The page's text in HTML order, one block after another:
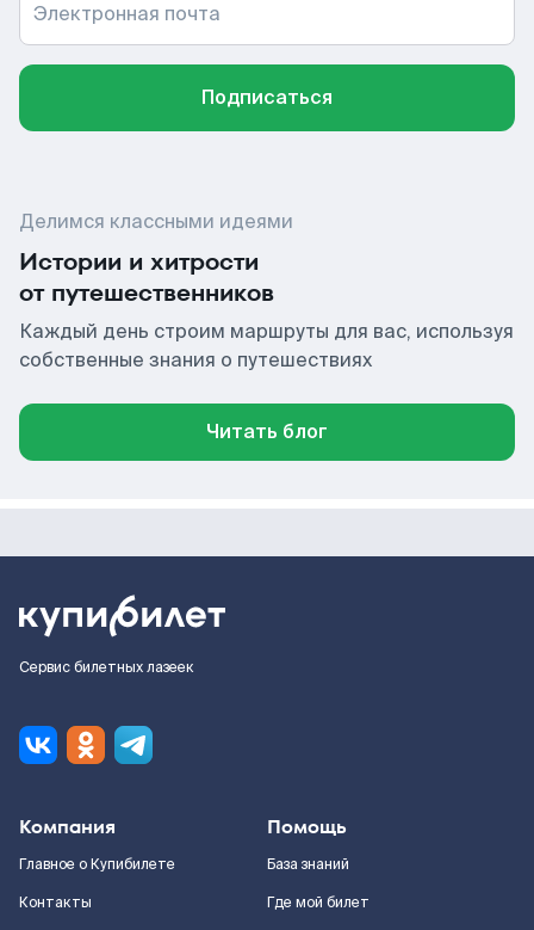
Электронная почта
Подписаться
Делимся классными идеями
Истории и хитрости
от путешественников
Каждый день строим маршруты для вас, используя
собственные знания о путешествиях
Читать блог
Сервис билетных лазеек
Компания
Главное о Купибилете
Контакты
Помощь
База знаний
Где мой билет